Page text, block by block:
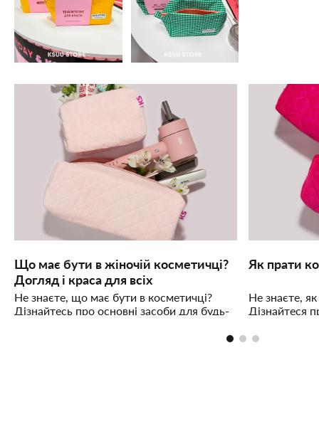
Що має бути в жіночій косметичці?
Догляд і краса для всіх
Не знаєте, що має бути в косметичці?
Дізнайтесь про основні засоби для будь-
Як прати
Не знаєте,
Дізнайтеся